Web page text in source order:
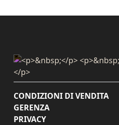
CONDIZIONI DI VENDITA
GERENZA
PRIVACY